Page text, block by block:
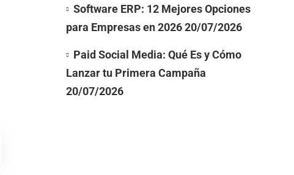
Software ERP: 12 Mejores Opciones
para Empresas en 2026 20/07/2026
Paid Social Media: Qué Es y Cómo
Lanzar tu Primera Campaña
20/07/2026